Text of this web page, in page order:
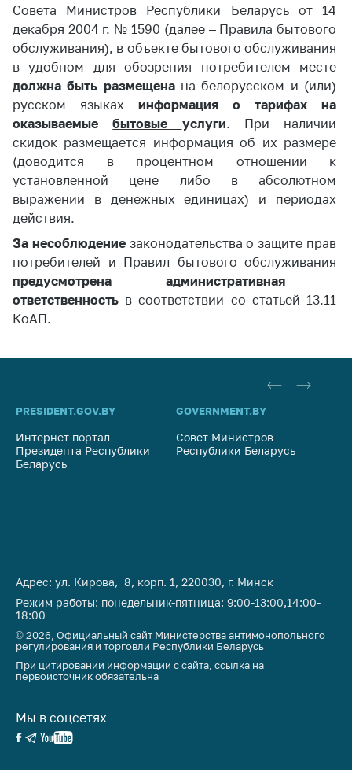
Совета Министров Республики Беларусь от 14
декабря 2004 г. № 1590 (далее – Правила бытового
обслуживания), в объекте бытового обслуживания
в удобном для обозрения потребителем месте
должна быть размещена на белорусском и (или)
русском языках информация о тарифах на
оказываемыебытовые услуги. При наличии
скидок размещается информация об их размере
(доводится в процентном отношении к
установленной цене либо в абсолютном
выражении в денежных единицах) и периодах
действия.
За несоблюдениезаконодательства о защите прав
потребителей и Правил бытового обслуживания
предусмотрена административная
ответственность в соответствии со статьей 13.11
КоАП.
PRESIDENT.GOV.BY
Интернет-портал
Президента Республики
Беларусь
GOVERNMENT.BY
Совет Министров
Республики Беларусь
Адрес: ул. Кирова, 8, корп. 1, 220030, г. Минск
Режим работы: понедельник-пятница: 9:00-13:00,14:00-
18:00
© 2026, Официальный сайт Министерства антимонопольного
регулирования и торговли Республики Беларусь
При цитировании информации с сайта, ссылка на
первоисточник обязательна
Мы в соцсетях